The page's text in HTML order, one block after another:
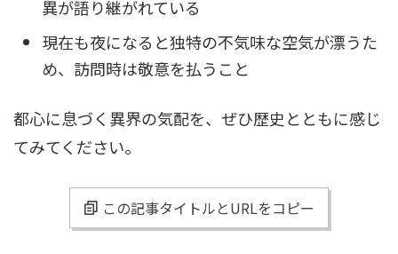
異が語り継がれている
現在も夜になると独特の不気味な空気が漂うた
め、訪問時は敬意を払うこと
都心に息づく異界の気配を、ぜひ歴史とともに感じ
てみてください。
この記事タイトルとURLをコピー